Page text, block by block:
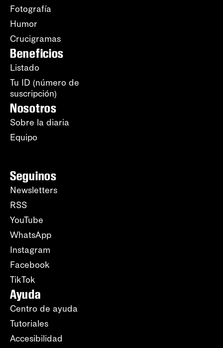
Fotografía
Humor
Crucigramas
Beneficios
Listado
Tu ID (número de
suscripción)
Nosotros
Sobre la diaria
Equipo
Seguinos
Newsletters
RSS
YouTube
WhatsApp
Instagram
Facebook
TikTok
Ayuda
Centro de ayuda
Tutoriales
Accesibilidad